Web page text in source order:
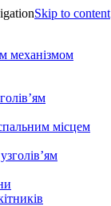
Skip to content
механізмом
місцем